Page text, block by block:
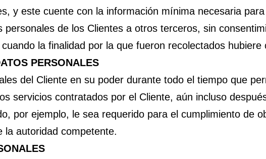
y este cuente con la información mínima necesaria
de los Clientes a otros terceros, sin
la finalidad por la que fueron recolectados hubiere
PERSONALES
del Cliente en su poder durante todo el tiempo que
servicios contratados por el Cliente, aún incluso
por ejemplo, le sea requerido para el cumplimiento de
la autoridad competente.